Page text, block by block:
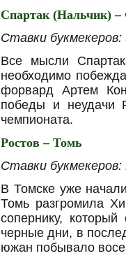
Спартак (Нальчик)
Ставки букмекеров:
Все мысли
необходимо
форвард Артем
победы и неудачи
чемпионата.
Ростов – Томь
Ставки букмекеров:
В Томске уже
Томь разгромила
сопернику,
черные дни, в
южан побывало